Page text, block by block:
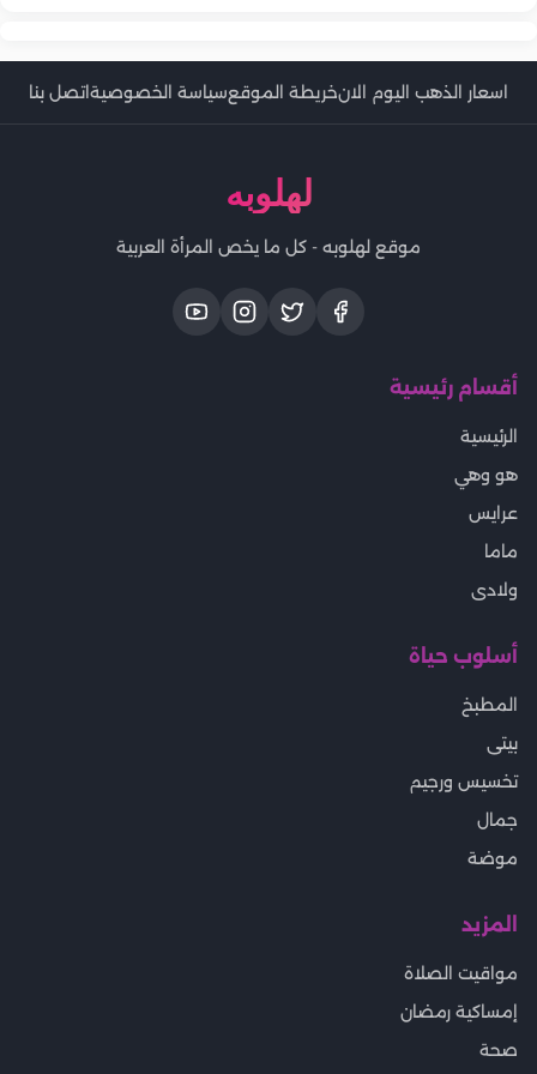
اسعار الذهب اليوم الانخريطة الموقعسياسة الخصوصيةاتصل بنا
لهلوبه
موقع لهلوبه - كل ما يخص المرأة العربية
أقسام رئيسية
الرئيسية
هو وهي
عرايس
ماما
ولادى
أسلوب حياة
المطبخ
بيتى
تخسيس ورجيم
جمال
موضة
المزيد
مواقيت الصلاة
إمساكية رمضان
صحة